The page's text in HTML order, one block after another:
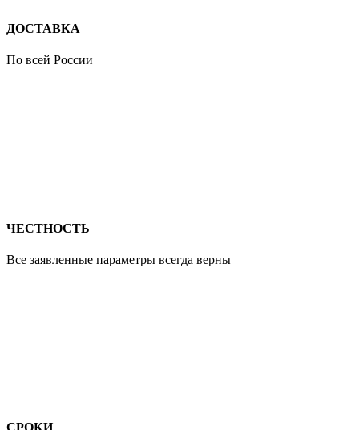
ДОСТАВКА
По всей России
ЧЕСТНОСТЬ
Все заявленные параметры всегда верны
СРОКИ